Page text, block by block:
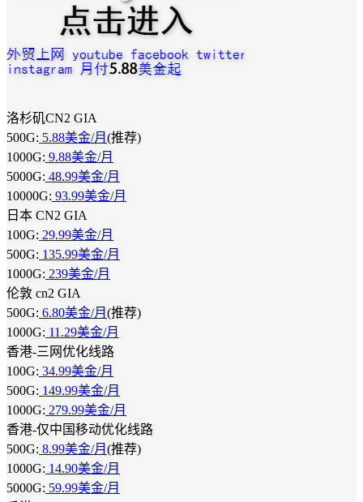
洛杉矶CN2 GIA
500G: 5.88美金/月 (推荐)
1000G: 9.88美金/月
5000G: 48.99美金/月
10000G: 93.99美金/月
日本 CN2 GIA
100G: 29.99美金/月
500G: 135.99美金/月
1000G: 239美金/月
伦敦 cn2 GIA
500G: 6.80美金/月 (推荐)
1000G: 11.29美金/月
香港-三网优化线路
100G: 34.99美金/月
500G: 149.99美金/月
1000G: 279.99美金/月
香港-仅中国移动优化线路
500G: 8.99美金/月 (推荐)
1000G: 14.90美金/月
5000G: 59.99美金/月